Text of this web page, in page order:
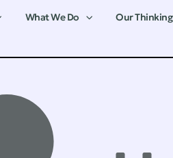
What We Do Our Thinking